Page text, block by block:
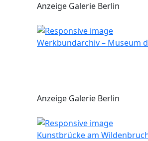
Anzeige Galerie Berlin
Werkbundarchiv – Museum
Anzeige Galerie Berlin
Kunstbrücke am